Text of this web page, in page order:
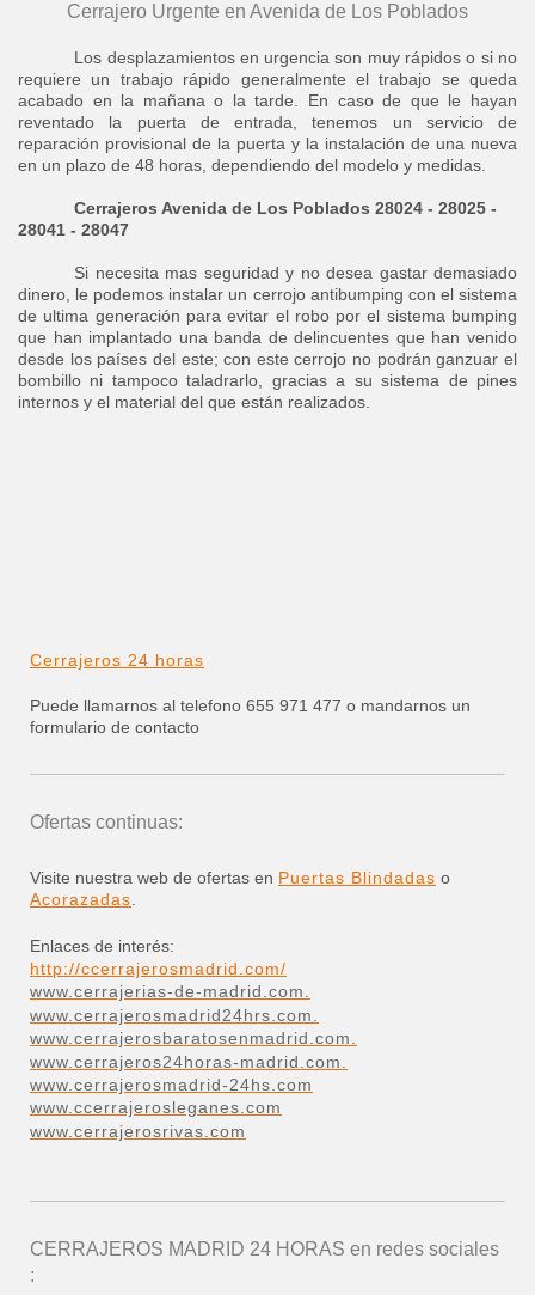
Cerrajero Urgente en Avenida de Los Poblados
Los desplazamientos en urgencia son muy rápidos o si no
requiere un trabajo rápido generalmente el trabajo se queda
acabado en la mañana o la tarde. En caso de que le hayan
reventado la puerta de entrada, tenemos un servicio de
reparación provisional de la puerta y la instalación de una nueva
en un plazo de 48 horas, dependiendo del modelo y medidas.
Cerrajeros Avenida de Los Poblados 28024 - 28025 -
28041 - 28047
Si necesita mas seguridad y no desea gastar demasiado
dinero, le podemos instalar un cerrojo antibumping con el sistema
de ultima generación para evitar el robo por el sistema bumping
que han implantado una banda de delincuentes que han venido
desde los países del este; con este cerrojo no podrán ganzuar el
bombillo ni tampoco taladrarlo, gracias a su sistema de pines
internos y el material del que están realizados.
Cerrajeros 24 horas
Puede llamarnos al telefono 655 971 477 o mandarnos un
formulario de contacto
Ofertas continuas:
Visite nuestra web de ofertas en Puertas Blindadas o
Acorazadas
Enlaces de interés:
http://ccerrajerosmadrid.com/
www.cerrajerias-de-madrid.com.
www.cerrajerosmadrid24hrs.com.
www.cerrajerosbaratosenmadrid.com.
www.cerrajeros24horas-madrid.com.
www.cerrajerosmadrid-24hs.com
www.ccerrajerosleganes.com
www.cerrajerosrivas.com
CERRAJEROS MADRID 24 HORAS en redes sociales
: